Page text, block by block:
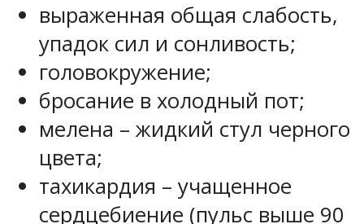
выраженная общая слабость,
упадок сил и сонливость;
головокружение;
бросание в холодный пот;
мелена – жидкий стул черного
цвета;
тахикардия – учащенное
сердцебиение (пульс выше 90